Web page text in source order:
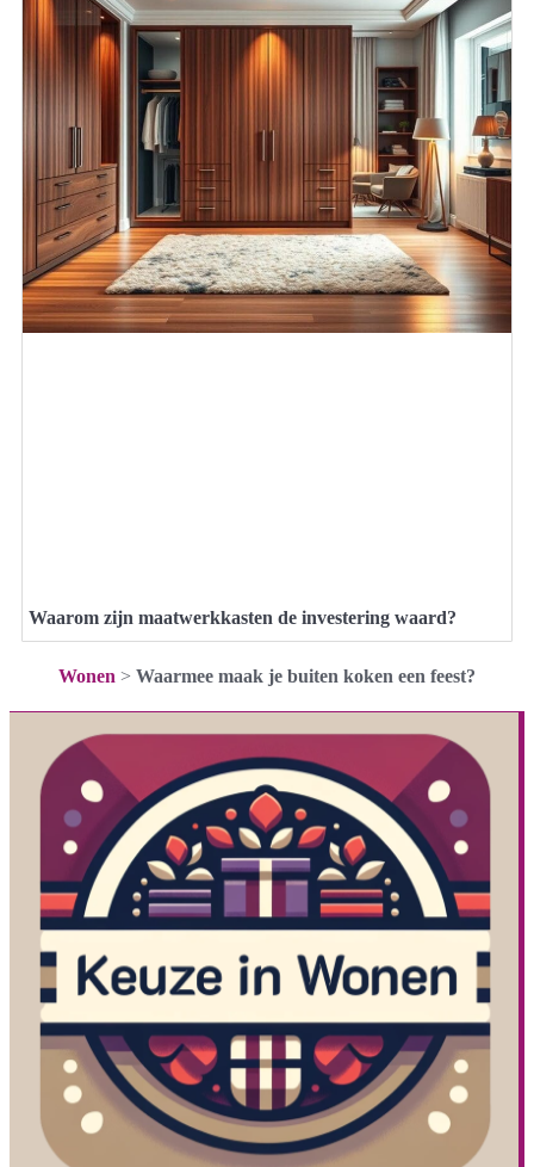
Waarom zijn maatwerkkasten de investering waard?
Wonen > Waarmee maak je buiten koken een feest?